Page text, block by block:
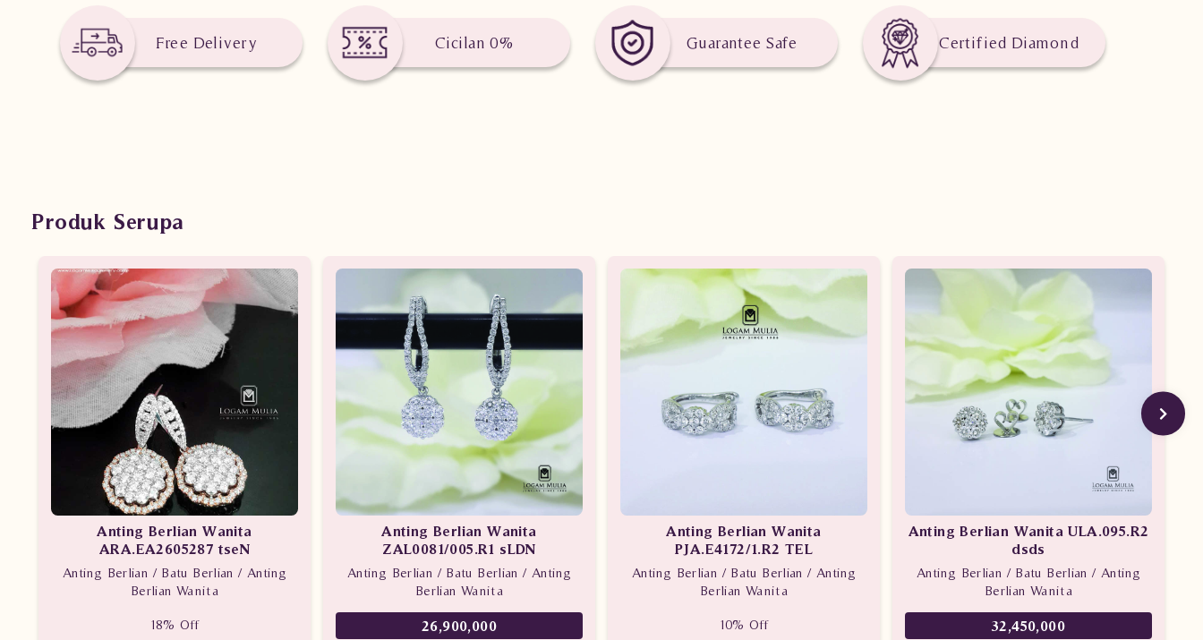
Free Delivery Cicilan 0% Guarantee Safe Certified Diamond
Produk Serupa
Anting Berlian Wanita
ARA.EA2605287 tseN
Anting Berlian / Batu Berlian / Anting
Berlian Wanita
18% Off
Anting Berlian Wanita
ZAL0081/005.R1 sLDN
Anting Berlian / Batu Berlian / Anting
Berlian Wanita
26,900,000
Anting Berlian Wanita
PJA.E4172/1.R2 TEL
Anting Berlian / Batu Berlian / Anting
Berlian Wanita
10% Off
Anting Berlian Wanita ULA.095.R2
dsds
Anting Berlian / Batu Berlian / Anting
Berlian Wanita
32,450,000